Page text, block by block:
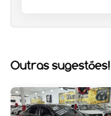
Outras sugestões!